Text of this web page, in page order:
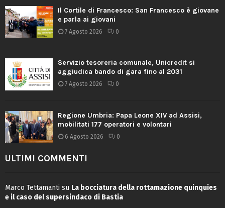
Il Cortile di Francesco: San Francesco è giovane
e parla ai giovani
7 Agosto 2026 0
Servizio tesoreria comunale, Unicredit si
aggiudica bando di gara fino al 2031
7 Agosto 2026 0
Regione Umbria: Papa Leone XIV ad Assisi,
mobilitati 177 operatori e volontari
6 Agosto 2026 0
ULTIMI COMMENTI
Marco Tettamanti su La bocciatura della rottamazione quinquies
e il caso del supersindaco di Bastia